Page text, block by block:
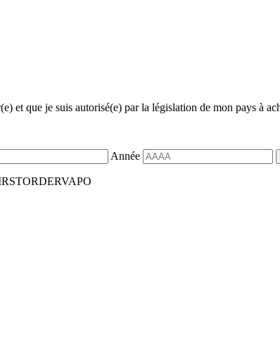
et que je suis autorisé(e) par la législation de mon pays à
Année